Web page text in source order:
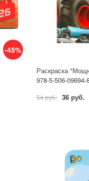
-45%
Раскраска
978-5-506-09694-
54 руб. 36 руб.